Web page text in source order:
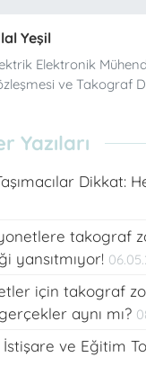
Yeşil
Elektronik
ve Takograf
Yazıları
Dikkat:
takograf
yansıtmıyor!
için takograf
aynı mı?
ve Eğitim